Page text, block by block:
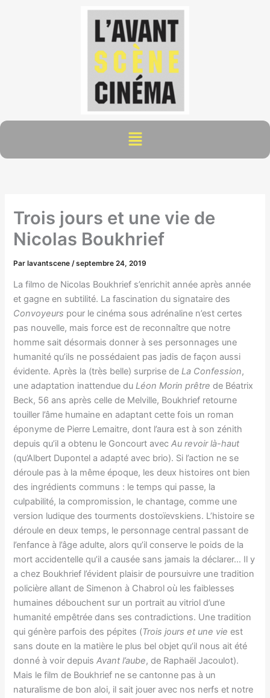
Menu
Trois jours et une vie de
Nicolas Boukhrief
Parlavantscene /septembre 24, 2019
La filmo de Nicolas Boukhrief s’enrichit année après année
et gagne en subtilité. La fascination du signataire des
Convoyeurs pour le cinéma sous adrénaline n’est certes
pas nouvelle, mais force est de reconnaître que notre
homme sait désormais donner à ses personnages une
humanité qu’ils ne possédaient pas jadis de façon aussi
évidente. Après la (très belle) surprise deLa Confession,
une adaptation inattendue duLéon Morin prêtre de Béatrix
Beck, 56 ans après celle de Melville, Boukhrief retourne
touiller l’âme humaine en adaptant cette fois un roman
éponyme de Pierre Lemaitre, dont l’aura est à son zénith
depuis qu’il a obtenu le Goncourt avecAu revoir là-haut
(qu’Albert Dupontel a adapté avec brio). Si l’action ne se
déroule pas à la même époque, les deux histoires ont bien
des ingrédients communs : le temps qui passe, la
culpabilité, la compromission, le chantage, comme une
version ludique des tourments dostoïevskiens. L’histoire se
déroule en deux temps, le personnage central passant de
l’enfance à l’âge adulte, alors qu’il conserve le poids de la
mort accidentelle qu’il a causée sans jamais la déclarer… Il y
a chez Boukhrief l’évident plaisir de poursuivre une tradition
policière allant de Simenon à Chabrol où les faiblesses
humaines débouchent sur un portrait au vitriol d’une
humanité empêtrée dans ses contradictions. Une tradition
qui génère parfois des pépites (Trois jours et une vie est
sans doute en la matière le plus bel objet qu’il nous ait été
donné à voir depuisAvant l’aube, de Raphaël Jacoulot).
Mais le film de Boukhrief ne se cantonne pas à un
naturalisme de bon aloi, il sait jouer avec nos nerfs et notre